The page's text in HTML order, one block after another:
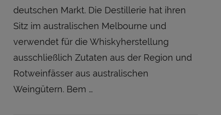
deutschen Markt. Die Destillerie hat ihren
Sitz im australischen Melbourne und
verwendet für die Whiskyherstellung
ausschließlich Zutaten aus der Region und
Rotweinfässer aus australischen
Weingütern. Bem …